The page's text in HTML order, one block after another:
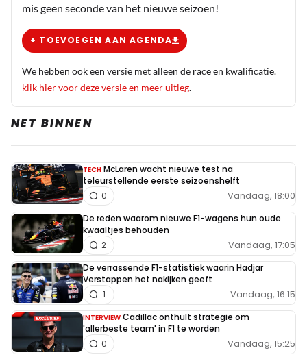
mis geen seconde van het nieuwe seizoen!
+ TOEVOEGEN AAN AGENDA
We hebben ook een versie met alleen de race en kwalificatie.
klik hier voor deze versie en meer uitleg.
NET BINNEN
TECH McLaren wacht nieuwe test na
teleurstellende eerste seizoenshelft
Vandaag, 18:00
0
De reden waarom nieuwe F1-wagens hun oude
kwaaltjes behouden
Vandaag, 17:05
2
De verrassende F1-statistiek waarin Hadjar
Verstappen het nakijken geeft
Vandaag, 16:15
1
INTERVIEW Cadillac onthult strategie om
'allerbeste team' in F1 te worden
Vandaag, 15:25
0